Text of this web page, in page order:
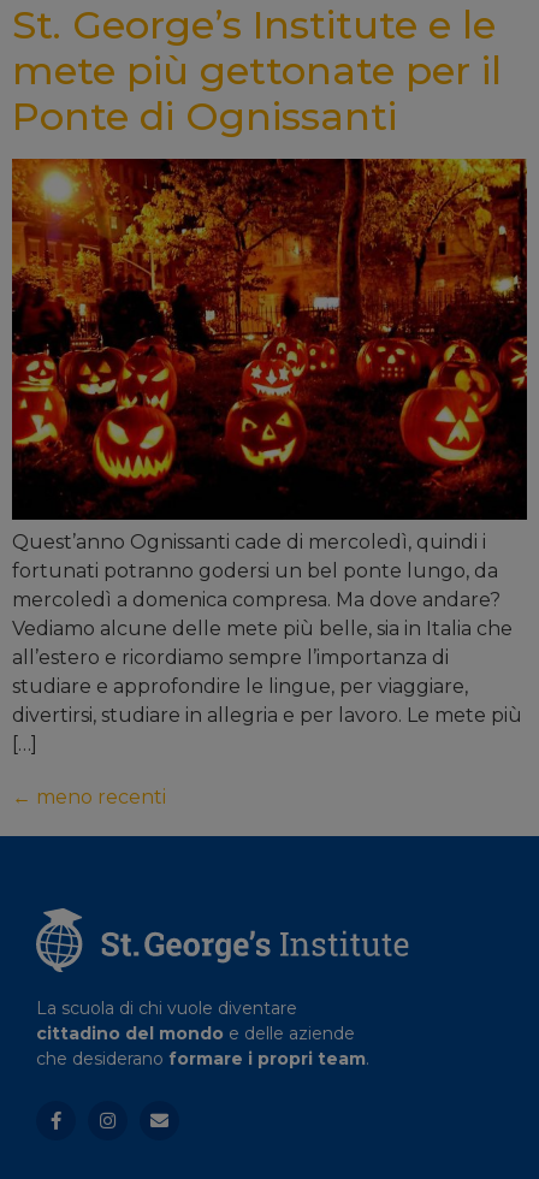
St. George’s Institute e le
mete più gettonate per il
Ponte di Ognissanti
Quest’anno Ognissanti cade di mercoledì, quindi i
fortunati potranno godersi un bel ponte lungo, da
mercoledì a domenica compresa. Ma dove andare?
Vediamo alcune delle mete più belle, sia in Italia che
all’estero e ricordiamo sempre l’importanza di
studiare e approfondire le lingue, per viaggiare,
divertirsi, studiare in allegria e per lavoro. Le mete più
[…]
← meno recenti
La scuola di chi vuole diventare
cittadino del mondo e delle aziende
che desiderano formare i propri team.